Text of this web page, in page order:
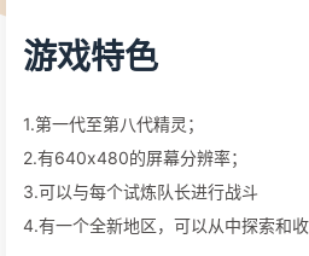
游戏特色
1.第一代至第八代精灵；
2.有640x480的屏幕分辨率；
3.可以与每个试炼队长进行战斗
4.有一个全新地区，可以从中探索和